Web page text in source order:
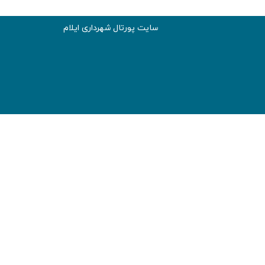
سایت پورتال شهرداری ایلام